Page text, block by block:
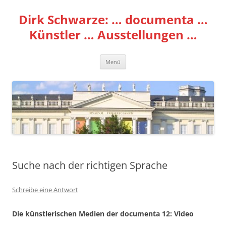
springen
Dirk Schwarze: … documenta …
Künstler … Ausstellungen …
Menü
Suche nach der richtigen Sprache
Schreibe eine Antwort
Die künstlerischen Medien der documenta 12: Video